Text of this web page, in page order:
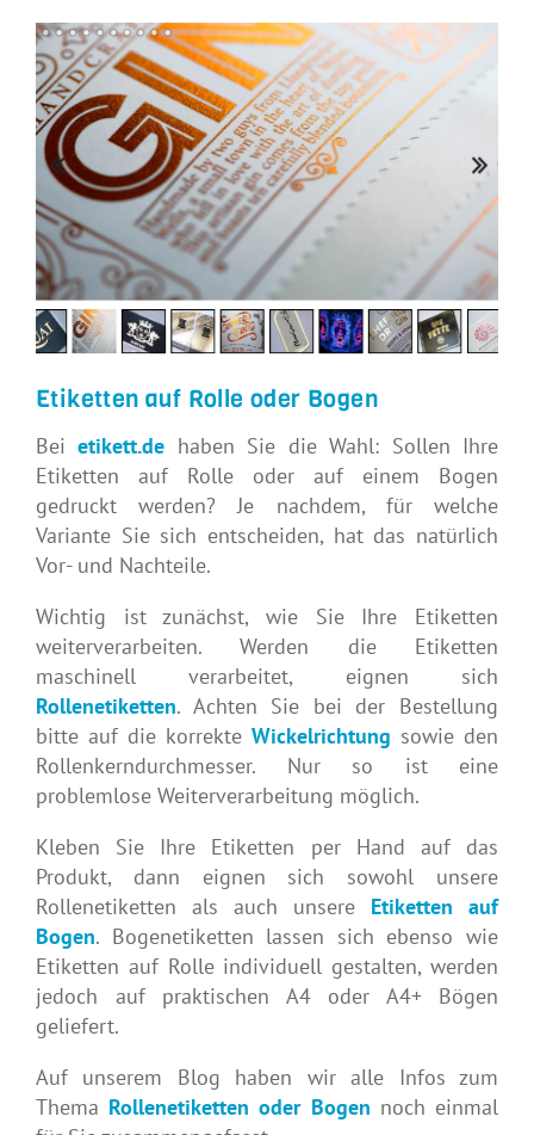
Etiketten auf Rolle oder Bogen
Beietikett.de haben Sie die Wahl: Sollen Ihre
Etiketten auf Rolle oder auf einem Bogen
gedruckt werden? Je nachdem, für welche
Variante Sie sich entscheiden, hat das natürlich
Vor- und Nachteile.
Wichtig ist zunächst, wie Sie Ihre Etiketten
weiterverarbeiten. Werden die Etiketten
maschinell verarbeitet, eignen sich
Rollenetiketten. Achten Sie bei der Bestellung
bitte auf die korrekte Wickelrichtung sowie den
Rollenkerndurchmesser. Nur so ist eine
problemlose Weiterverarbeitung möglich.
Kleben Sie Ihre Etiketten per Hand auf das
Produkt, dann eignen sich sowohl unsere
Rollenetiketten als auch unsere Etiketten auf
Bogen. Bogenetiketten lassen sich ebenso wie
Etiketten auf Rolle individuell gestalten, werden
jedoch auf praktischen A4 oder A4+ Bögen
geliefert.
Auf unserem Blog haben wir alle Infos zum
Thema Rollenetiketten oder Bogen noch einmal